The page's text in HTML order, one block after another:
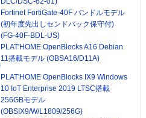
Fortinet FortiGate-40F バンドルモデル
(初年度先出しセンドバック保守付)
(FG-40F-BDL-US)
PLAT'HOME OpenBlocks A16 Debian
11搭載モデル (OBSA16/D11A)
PLAT'HOME OpenBlocks IX9 Windows
10 IoT Enterprise 2019 LTSC搭載
256GBモデル
(OBSIX9/W/L1809/256G)